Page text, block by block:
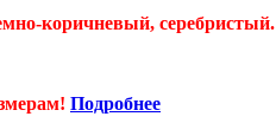
коричневый, серебристый.
Подробнее